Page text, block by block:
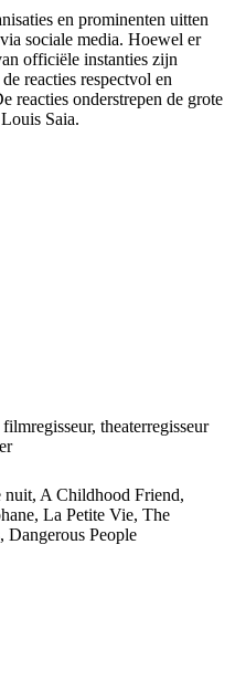
en prominenten uitten
sociale media. Hoewel er
officiële instanties zijn
reacties respectvol en
reacties onderstrepen de grote
Saia.
theaterregisseur
nuit, A Childhood Friend,
La Petite Vie, The
Dangerous People